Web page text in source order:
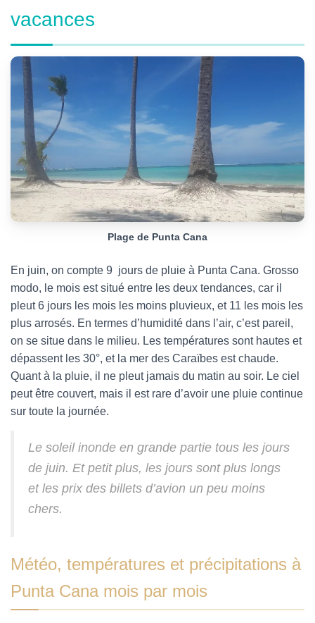
vacances
Plage de Punta Cana
En juin, on compte 9 jours de pluie à Punta Cana. Grosso
modo, le mois est situé entre les deux tendances, car il
pleut 6 jours les mois les moins pluvieux, et 11 les mois les
plus arrosés. En termes d’humidité dans l’air, c’est pareil,
on se situe dans le milieu. Les températures sont hautes et
dépassent les 30°, et la mer des Caraïbes est chaude.
Quant à la pluie, il ne pleut jamais du matin au soir. Le ciel
peut être couvert, mais il est rare d’avoir une pluie continue
sur toute la journée.
Le soleil inonde en grande partie tous les jours
de juin. Et petit plus, les jours sont plus longs
et les prix des billets d’avion un peu moins
chers.
Météo, températures et précipitations à
Punta Cana mois par mois